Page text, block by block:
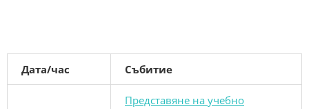
Дата/час Събитие
Представяне на учебно